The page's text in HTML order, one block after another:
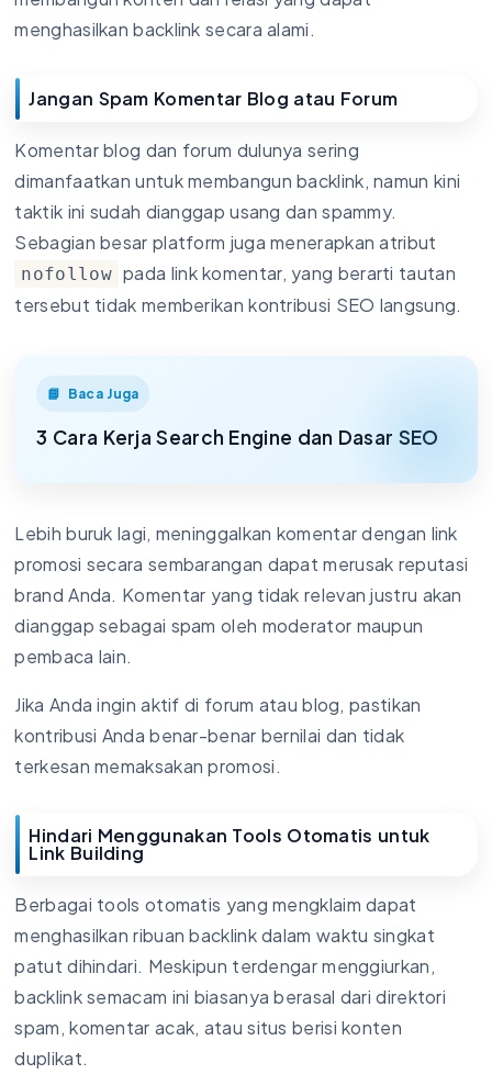
menghasilkan backlink secara alami.
Jangan Spam Komentar Blog atau Forum
Komentar blog dan forum dulunya sering
dimanfaatkan untuk membangun backlink, namun kini
taktik ini sudah dianggap usang dan spammy.
Sebagian besar platform juga menerapkan atribut
nofollow pada link komentar, yang berarti tautan
tersebut tidak memberikan kontribusi SEO langsung.
Baca Juga
3 Cara Kerja Search Engine dan Dasar SEO
Lebih buruk lagi, meninggalkan komentar dengan link
promosi secara sembarangan dapat merusak reputasi
brand Anda. Komentar yang tidak relevan justru akan
dianggap sebagai spam oleh moderator maupun
pembaca lain.
Jika Anda ingin aktif di forum atau blog, pastikan
kontribusi Anda benar-benar bernilai dan tidak
terkesan memaksakan promosi.
Hindari Menggunakan Tools Otomatis untuk
Link Building
Berbagai tools otomatis yang mengklaim dapat
menghasilkan ribuan backlink dalam waktu singkat
patut dihindari. Meskipun terdengar menggiurkan,
backlink semacam ini biasanya berasal dari direktori
spam, komentar acak, atau situs berisi konten
duplikat.